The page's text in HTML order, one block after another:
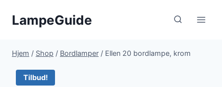
LampeGuide
Hjem / Shop / Bordlamper / Ellen 20 bordlampe, krom
Tilbud!